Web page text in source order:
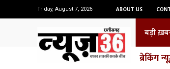
Friday, August 7, 2026 ABOUT US
बड़ी
ब्रेकिंग